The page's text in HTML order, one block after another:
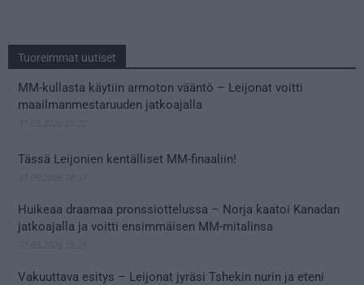
Tuoreimmat uutiset
MM-kullasta käytiin armoton vääntö – Leijonat voitti
maailmanmestaruuden jatkoajalla
Tässä Leijonien kentälliset MM-finaaliin!
Huikeaa draamaa pronssiottelussa – Norja kaatoi Kanadan
jatkoajalla ja voitti ensimmäisen MM-mitalinsa
Vakuuttava esitys – Leijonat jyräsi Tshekin nurin ja eteni